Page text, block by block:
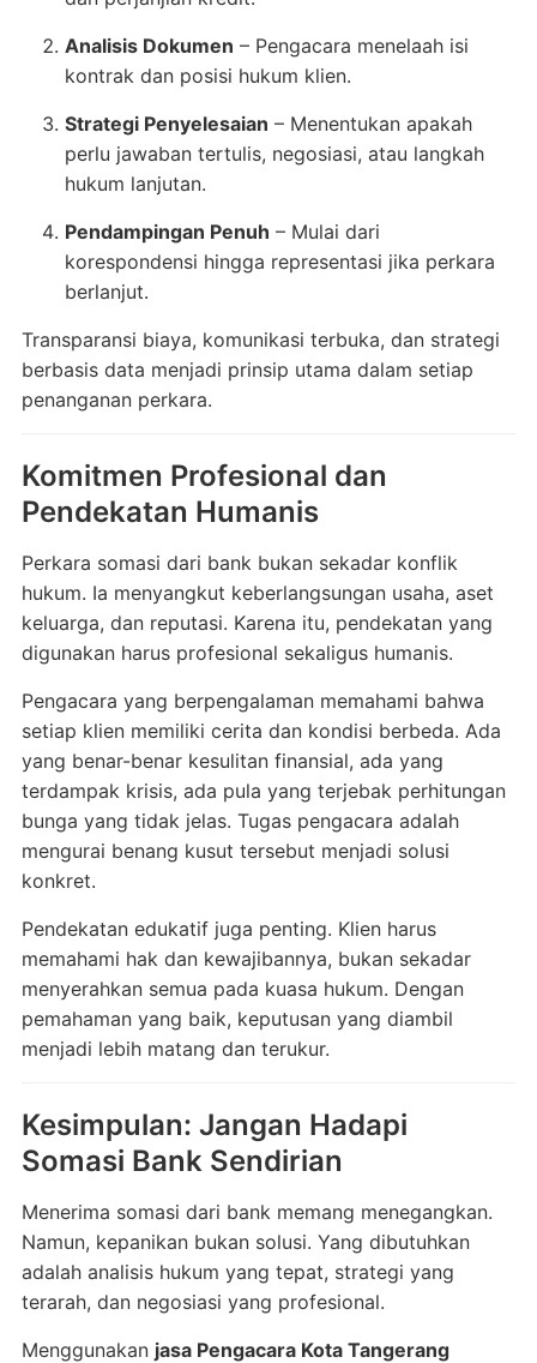
Analisis Dokumen – Pengacara menelaah isi
kontrak dan posisi hukum klien.
Strategi Penyelesaian – Menentukan apakah
perlu jawaban tertulis, negosiasi, atau langkah
hukum lanjutan.
Pendampingan Penuh – Mulai dari
korespondensi hingga representasi jika perkara
berlanjut.
Transparansi biaya, komunikasi terbuka, dan strategi
berbasis data menjadi prinsip utama dalam setiap
penanganan perkara.
Komitmen Profesional dan
Pendekatan Humanis
Perkara somasi dari bank bukan sekadar konflik
hukum. Ia menyangkut keberlangsungan usaha, aset
keluarga, dan reputasi. Karena itu, pendekatan yang
digunakan harus profesional sekaligus humanis.
Pengacara yang berpengalaman memahami bahwa
setiap klien memiliki cerita dan kondisi berbeda. Ada
yang benar-benar kesulitan finansial, ada yang
terdampak krisis, ada pula yang terjebak perhitungan
bunga yang tidak jelas. Tugas pengacara adalah
mengurai benang kusut tersebut menjadi solusi
konkret.
Pendekatan edukatif juga penting. Klien harus
memahami hak dan kewajibannya, bukan sekadar
menyerahkan semua pada kuasa hukum. Dengan
pemahaman yang baik, keputusan yang diambil
menjadi lebih matang dan terukur.
Kesimpulan: Jangan Hadapi
Somasi Bank Sendirian
Menerima somasi dari bank memang menegangkan.
Namun, kepanikan bukan solusi. Yang dibutuhkan
adalah analisis hukum yang tepat, strategi yang
terarah, dan negosiasi yang profesional.
Menggunakan jasa Pengacara Kota Tangerang